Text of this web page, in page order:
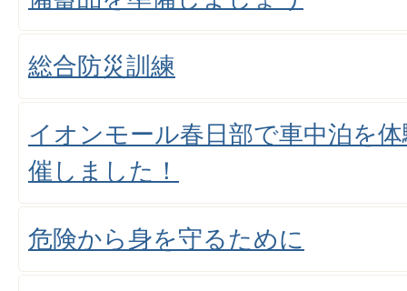
総合防災訓練
イオンモール春日部で車中泊を
催しました！
危険から身を守るために